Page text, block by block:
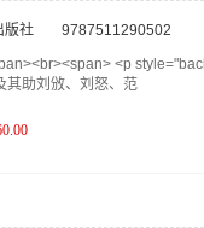
版社
9787511290502
<p
其助刘攽、刘怒、范